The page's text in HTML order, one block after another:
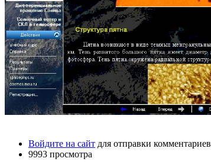
Войдите на сайт для отправки комментариев
9993 просмотра